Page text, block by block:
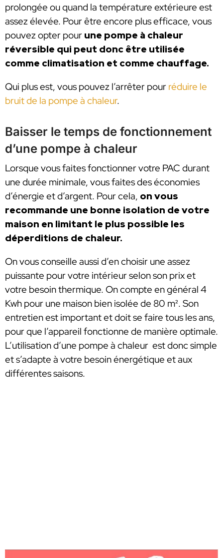
prolongée ou quand la température extérieure est
assez élevée. Pour être encore plus efficace, vous
pouvez opter pour une pompe à chaleur
réversible qui peut donc être utilisée
comme climatisation et comme chauffage.
Qui plus est, vous pouvez l’arrêter pour réduire le
bruit de la pompe à chaleur.
Baisser le temps de fonctionnement
d’une pompe à chaleur
Lorsque vous faites fonctionner votre PAC durant
une durée minimale, vous faites des économies
d’énergie et d’argent. Pour cela, on vous
recommande une bonne isolation de votre
maison en limitant le plus possible les
déperditions de chaleur.
On vous conseille aussi d’en choisir une assez
puissante pour votre intérieur selon son prix et
votre besoin thermique. On compte en général 4
Kwh pour une maison bien isolée de 80 m². Son
entretien est important et doit se faire tous les ans,
pour que l’appareil fonctionne de manière optimale.
L’utilisation d’une pompe à chaleur est donc simple
et s’adapte à votre besoin énergétique et aux
différentes saisons.